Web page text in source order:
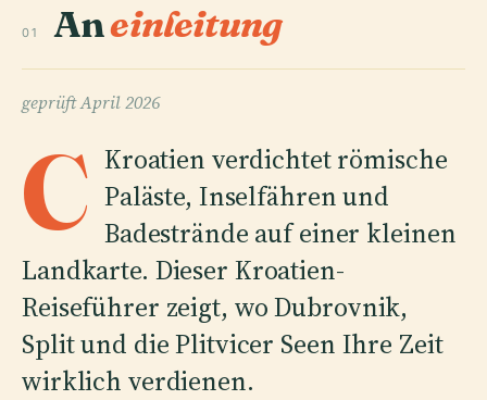
01 Aneinleitung
geprüftApril 2026
C Kroatien verdichtet römische
Paläste, Inselfähren und
Badestrände auf einer kleinen
Landkarte. Dieser Kroatien-
Reiseführer zeigt, wo Dubrovnik,
Split und die Plitvicer Seen Ihre Zeit
wirklich verdienen.